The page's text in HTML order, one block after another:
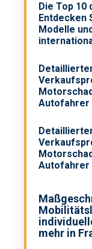
Die Top 10
Entdecken
Modelle
Autofahrer
Autofahrer
mehr in